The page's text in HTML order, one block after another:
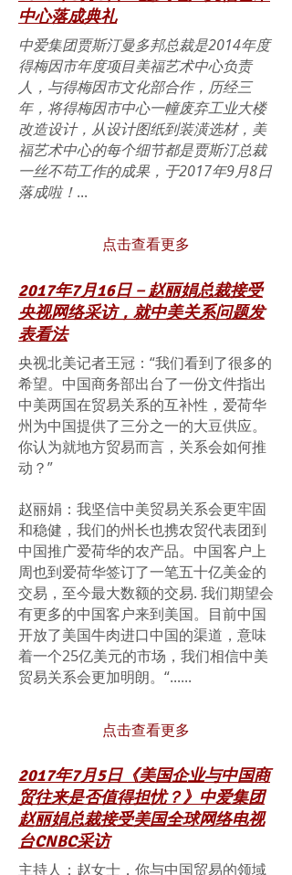
中心落成典礼
中爱集团贾斯汀曼多邦总裁是2014年度
得梅因市年度项目美福艺术中心负责
人，与得梅因市文化部合作，历经三
年，将得梅因市中心一幢废弃工业大楼
改造设计，从设计图纸到装潢选材，美
福艺术中心的每个细节都是贾斯汀总裁
一丝不苟工作的成果，于2017年9月8日
落成啦！ ...
点击查看更多
2017年7月16日－赵丽娟总裁接受
央视网络采访，就中美关系问题发
表看法
央视北美记者王冠：“我们看到了很多的
希望。中国商务部出台了一份文件指出
中美两国在贸易关系的互补性，爱荷华
州为中国提供了三分之一的大豆供应。
你认为就地方贸易而言，关系会如何推
动？”
赵丽娟：我坚信中美贸易关系会更牢固
和稳健，我们的州长也携农贸代表团到
中国推广爱荷华的农产品。中国客户上
周也到爱荷华签订了一笔五十亿美金的
交易，至今最大数额的交易. 我们期望会
有更多的中国客户来到美国。目前中国
开放了美国牛肉进口中国的渠道，意味
着一个25亿美元的市场，我们相信中美
贸易关系会更加明朗。“......
点击查看更多
2017年7月5日《美国企业与中国商
贸往来是否值得担忧？》中爱集团
赵丽娟总裁接受美国全球网络电视
台CNBC采访
主持人：赵女士，你与中国贸易的领域